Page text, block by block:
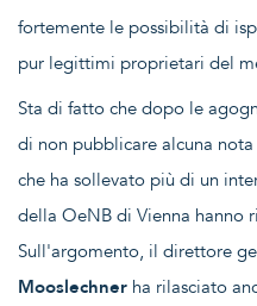
fortemente le possibilità di
pur legittimi proprietari del
Sta di fatto che dopo le
di non pubblicare alcuna
che ha sollevato più di un
della OeNB di Vienna hanno
Sull'argomento, il direttore
Mooslechner ha rilasciato